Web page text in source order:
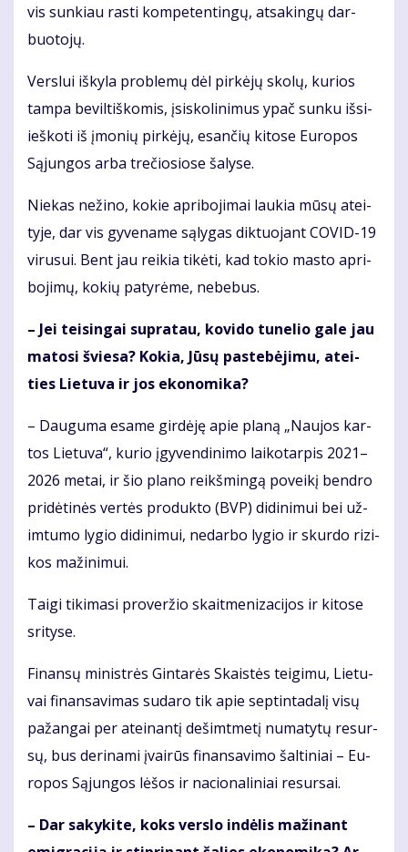
vis sun­kiau ras­ti kom­pe­ten­tin­gų, at­sa­kin­gų dar­
buo­to­jų.
Ver­slui iš­ky­la pro­ble­mų dėl pir­kė­jų sko­lų, ku­rios
tam­pa be­vil­tiš­ko­mis, įsi­sko­li­ni­mus ypač sun­ku iš­si­
ieš­ko­ti iš įmo­nių pir­kė­jų, esan­čių ki­to­se Eu­ro­pos
Są­jun­gos ar­ba tre­čio­sio­se ša­ly­se.
Nie­kas ne­ži­no, ko­kie ap­ri­bo­ji­mai lau­kia mū­sų at­ei­
ty­je, dar vis gy­ve­na­me są­ly­gas dik­tuo­jant CO­VID-19
vi­ru­sui. Bent jau rei­kia ti­kė­ti, kad to­kio mas­to ap­ri­
bo­ji­mų, ko­kių pa­ty­rė­me, ne­be­bus.
– Jei tei­sin­gai su­pra­tau, ko­vi­do tu­ne­lio ga­le jau
ma­to­si švie­sa? Ko­kia, Jū­sų pa­ste­bė­ji­mu, at­ei­
ties Lie­tu­va ir jos eko­no­mi­ka?
– Dau­gu­ma esa­me gir­dė­ję apie pla­ną „Nau­jos kar­
tos Lie­tu­va“, ku­rio įgy­ven­di­ni­mo lai­ko­tar­pis 2021–
2026 me­tai, ir šio pla­no reikš­min­gą po­vei­kį ben­dro
pri­dė­ti­nės ver­tės pro­duk­to (BVP) di­di­ni­mui bei už­
im­tu­mo ly­gio di­di­ni­mui, ne­dar­bo ly­gio ir skur­do ri­zi­
kos ma­ži­ni­mui.
Tai­gi ti­ki­ma­si pro­ver­žio skait­me­ni­za­ci­jos ir ki­to­se
sri­ty­se.
Fi­nan­sų mi­nist­rės Gin­ta­rės Skais­tės tei­gi­mu, Lie­tu­
vai fi­nan­sa­vi­mas su­da­ro tik apie sep­tin­ta­da­lį vi­sų
pa­žan­gai per at­ei­nan­tį de­šimt­me­tį nu­ma­ty­tų re­sur­
sų, bus de­ri­na­mi įvai­rūs fi­nan­sa­vi­mo šal­ti­niai – Eu­
ro­pos Są­jun­gos lė­šos ir na­cio­na­li­niai re­sur­sai.
– Dar sa­ky­ki­te, koks ver­slo in­dė­lis ma­ži­nant